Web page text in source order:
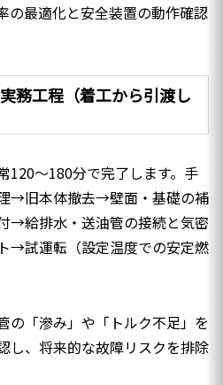
の最適化と安全装置の動作確認
務工程（着工から引渡し
120〜180分で完了します。手
→旧本体撤去→壁面・基礎の補
→給排水・送油管の接続と気密
→試運転（設定温度での安定燃
の「滲み」や「トルク不足」を
し、将来的な故障リスクを排除